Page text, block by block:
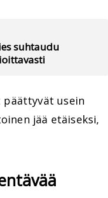
suhtaudu
päättyvät usein
jää etäiseksi,